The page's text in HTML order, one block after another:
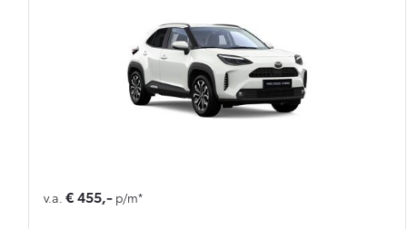
v.a. € 455,- p/m*